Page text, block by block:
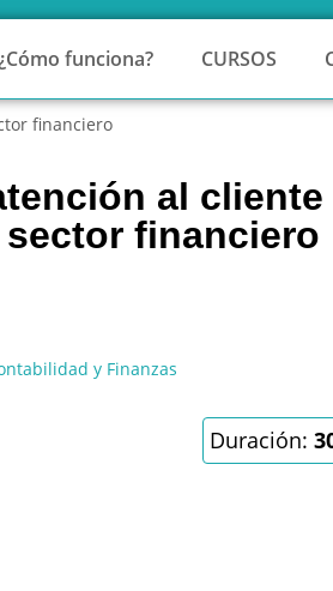
funciona? CURSOS
financiero
al cliente
financiero
y Finanzas
Duración: